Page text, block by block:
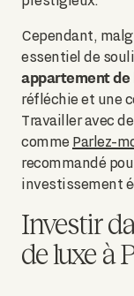
Cependant,
essentiel de
appartement de
réfléchie et une
Travailler avec
comme Parlez-
recommandé
investissement
Investir
de luxe à